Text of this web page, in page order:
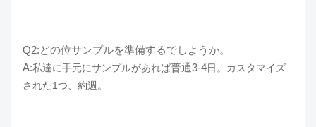
Q2:どの位サンプルを準備するでしようか。
A:私達に手元にサンプルがあれば普通3-4日。カスタマイズ
された1つ、約週。